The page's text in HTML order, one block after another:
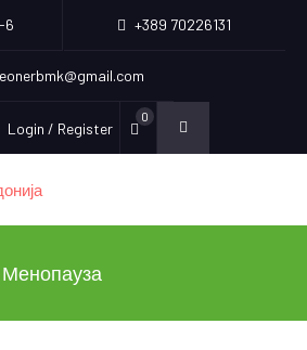
6 +389 70226131
eonerbmk@gmail.com
Login / Register
0
Менопауза